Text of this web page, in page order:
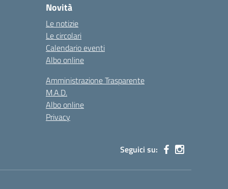
Novità
Le notizie
Le circolari
Calendario eventi
Albo online
Amministrazione Trasparente
M.A.D.
Albo online
Privacy
Seguici su: